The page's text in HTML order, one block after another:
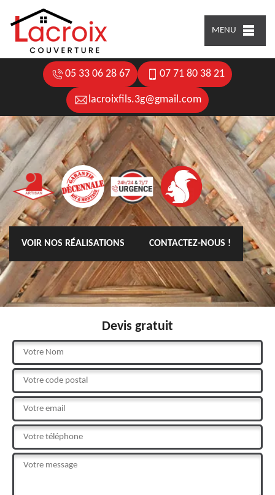
MENU
05 33 06 28 67 07 71 80 38 21
lacroixfils.3g@gmail.com
VOIR NOS RÉALISATIONS CONTACTEZ-NOUS !
Devis gratuit